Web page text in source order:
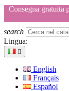
Consegna gratuita
search
Lingua:

English
Français
Español